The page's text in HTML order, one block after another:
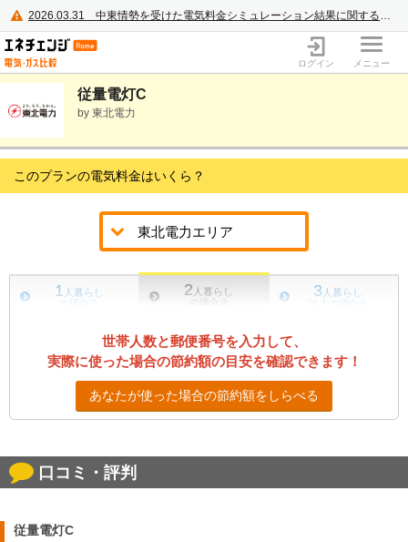
2026.03.31 中東情勢を受けた電気料金シミュレーション結果に関するご案内
電力・ガス比較サイト エネチェンジ
ログイン メニュー
従量電灯C
by 東北電力
このプランの電気料金はいくら？
1 人暮らし
の場合
2 人暮らし
の場合
※
3 人暮らし
以上の場合
世帯人数と郵便番号を入力して、
実際に使った場合の節約額の目安を確認できます！
あなたが使った場合の節約額をしらべる
口コミ・評判
従量電灯C